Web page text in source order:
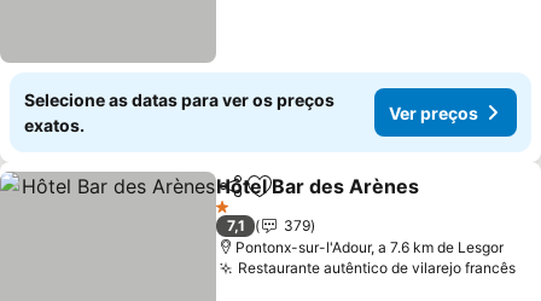
Selecione as datas para ver os preços
exatos.
Ver preços
PartilharAdicionar aos favoritos
Hôtel Bar des Arènes
1 Estrelas
7,1
379
Pontonx-sur-l'Adour, a 7.6 km de Lesgor
Restaurante autêntico de vilarejo francês